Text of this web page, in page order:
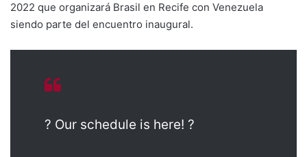
2022 que organizará Brasil en Recife con Venezuela
siendo parte del encuentro inaugural.
? Our schedule is here! ?